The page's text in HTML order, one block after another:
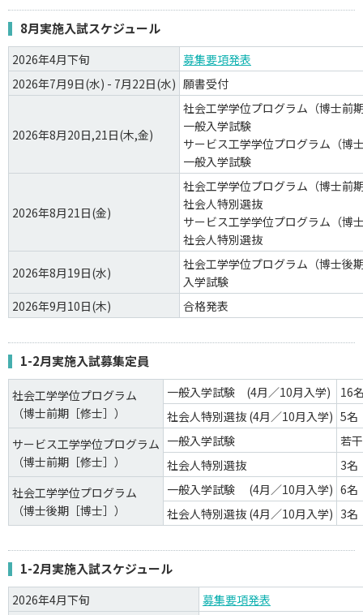
8月実施入試スケジュール
2026年4月下旬
募集要項発表
2026年7月9日(水) - 7月22日(水) 願書受付
2026年8月20日,21日(木,金)
社会工学学位プログラム（博士前
一般入学試験
サービス工学学位プログラム（博
一般入学試験
2026年8月21日(金)
社会工学学位プログラム（博士前
社会人特別選抜
サービス工学学位プログラム（博
社会人特別選抜
2026年8月19日(水)
社会工学学位プログラム（博士後
入学試験
2026年9月10日(木)
合格発表
1-2月実施入試募集定員
社会工学学位プログラム
（博士前期［修士］）
一般入学試験 (4月／10月入学)
16
社会人特別選抜 (4月／10月入学) 5名
サービス工学学位プログラム
（博士前期［修士］）
一般入学試験
若
社会人特別選抜
3名
社会工学学位プログラム
（博士後期［博士］）
一般入学試験 (4月／10月入学) 6名
社会人特別選抜 (4月／10月入学) 3名
1-2月実施入試スケジュール
2026年4月下旬
募集要項発表